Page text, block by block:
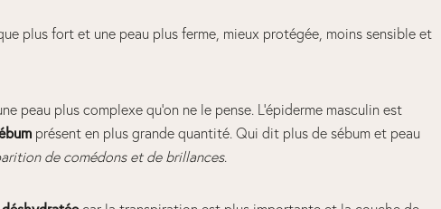
plus fort et une peau plus ferme, mieux protégée, moins sensible et
peau plus complexe qu’on ne le pense. L’épiderme masculin est
présent en plus grande quantité. Qui dit plus de sébum et peau
de comédons et de brillances.